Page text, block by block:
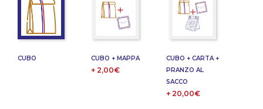
CUBO CUBO + MAPPA
+ 2,00€
CUBO + CARTA +
PRANZO AL
SACCO
+ 20,00€